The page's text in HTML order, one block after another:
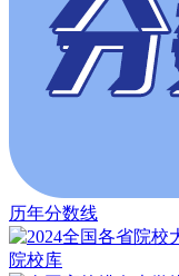
历年分数线
院校库